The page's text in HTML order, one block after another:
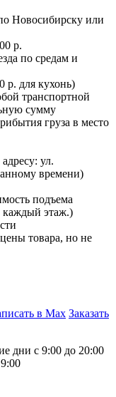
Новосибирску или
р.
по средам и
р. для кухонь)
транспортной
сумму
груза в место
ул.
времени)
подъема
каждый этаж.)
товара, но не
в Max Заказать
дни с 9:00 до 20:00